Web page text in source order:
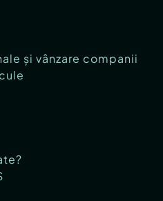
și vânzare companii